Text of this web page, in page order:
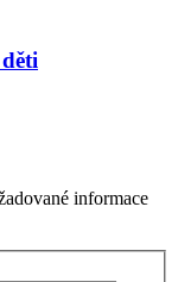
informace